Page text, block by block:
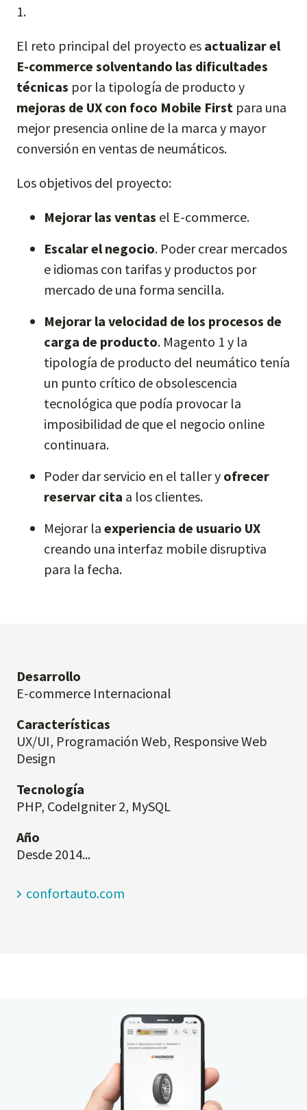
1.
El reto principal del proyecto es actualizar el
E-commerce solventando las dificultades
técnicas por la tipología de producto y
mejoras de UX con foco Mobile First para una
mejor presencia online de la marca y mayor
conversión en ventas de neumáticos.
Los objetivos del proyecto:
Mejorar las ventas el E-commerce.
Escalar el negocio. Poder crear mercados
e idiomas con tarifas y productos por
mercado de una forma sencilla.
Mejorar la velocidad de los procesos de
carga de producto. Magento 1 y la
tipología de producto del neumático tenía
un punto crítico de obsolescencia
tecnológica que podía provocar la
imposibilidad de que el negocio online
continuara.
Poder dar servicio en el taller y ofrecer
reservar cita a los clientes.
Mejorar la experiencia de usuario UX
creando una interfaz mobile disruptiva
para la fecha.
Desarrollo
E-commerce Internacional
Características
UX/UI, Programación Web, Responsive Web
Design
Tecnología
PHP, CodeIgniter 2, MySQL
Año
Desde 2014...
confortauto.com